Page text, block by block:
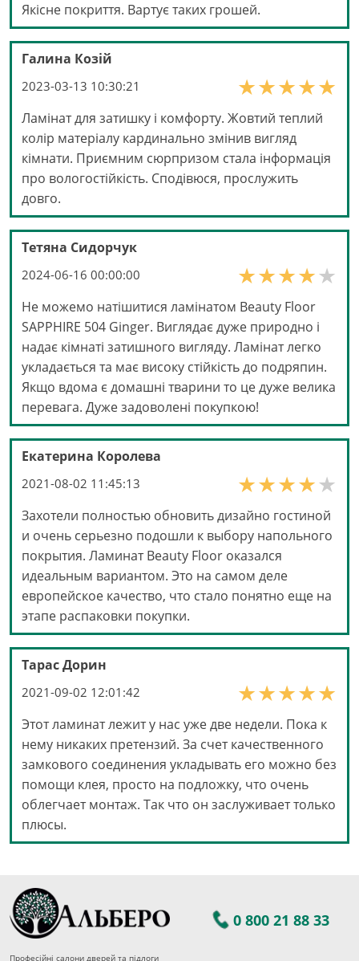
Якісне покриття. Вартує таких грошей.
Галина Козій
2023-03-13 10:30:21
Ламінат для затишку і комфорту. Жовтий теплий
колір матеріалу кардинально змінив вигляд
кімнати. Приємним сюрпризом стала інформація
про вологостійкість. Сподівюся, прослужить
довго.
Тетяна Сидорчук
2024-06-16 00:00:00
Не можемо натішитися ламінатом Beauty Floor
SAPPHIRE 504 Ginger. Виглядає дуже природно і
надає кімнаті затишного вигляду. Ламінат легко
укладається та має високу стійкість до подряпин.
Якщо вдома є домашні тварини то це дуже велика
перевага. Дуже задоволені покупкою!
Екатерина Королева
2021-08-02 11:45:13
Захотели полностью обновить дизайно гостиной
и очень серьезно подошли к выбору напольного
покрытия. Ламинат Beauty Floor оказался
идеальным вариантом. Это на самом деле
европейское качество, что стало понятно еще на
этапе распаковки покупки.
Тарас Дорин
2021-09-02 12:01:42
Этот ламинат лежит у нас уже две недели. Пока к
нему никаких претензий. За счет качественного
замкового соединения укладывать его можно без
помощи клея, просто на подложку, что очень
облегчает монтаж. Так что он заслуживает только
плюсы.
0 800 21 88 33
Професійні салони дверей та підлоги